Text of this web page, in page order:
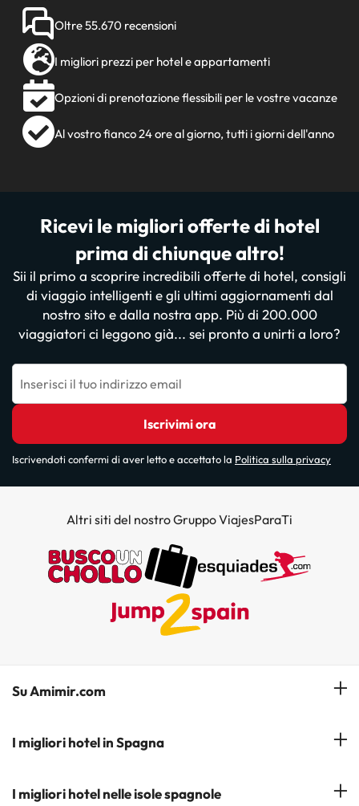
Oltre 55.670 recensioni
I migliori prezzi per hotel e appartamenti
Opzioni di prenotazione flessibili per le vostre vacanze
Al vostro fianco 24 ore al giorno, tutti i giorni dell'anno
Ricevi le migliori offerte di hotel
prima di chiunque altro!
Sii il primo a scoprire incredibili offerte di hotel, consigli
di viaggio intelligenti e gli ultimi aggiornamenti dal
nostro sito e dalla nostra app. Più di 200.000
viaggiatori ci leggono già... sei pronto a unirti a loro?
Inserisci il tuo indirizzo email
Iscrivimi ora
Iscrivendoti confermi di aver letto e accettato la Politica sulla privacy
Altri siti del nostro Gruppo ViajesParaTi
Su Amimir.com
Il Nostro Team
Iscrivetevi alla nostra newsletter
I migliori hotel in Spagna
Hotel a Salou
I migliori hotel nelle isole spagnole